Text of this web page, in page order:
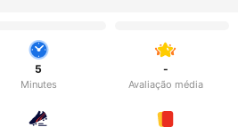
5
Minutes
-
Avaliação média